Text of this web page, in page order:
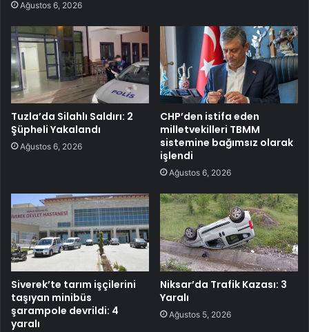
Ağustos 6, 2026
Tuzla’da Silahlı Saldırı: 2
Şüpheli Yakalandı
Ağustos 6, 2026
CHP’den istifa eden
milletvekilleri TBMM
sistemine bağımsız olarak
işlendi
Ağustos 6, 2026
Siverek’te tarım işçilerini
taşıyan minibüs
şarampole devrildi: 4
yaralı
Niksar’da Trafik Kazası: 3
Yaralı
Ağustos 5, 2026